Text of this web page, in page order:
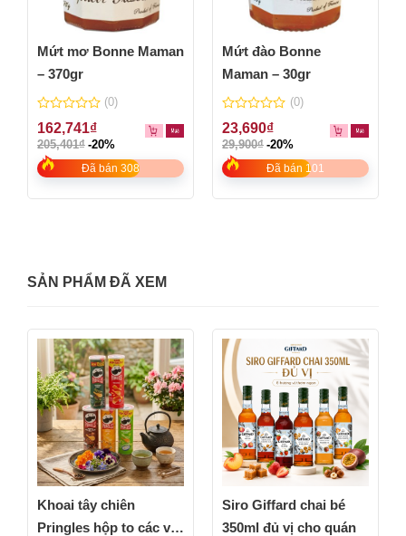
Mứt mơ Bonne Maman
– 370gr
0
out
of
5
(0)
162,741₫
205,401₫ -20%
Đã bán 308
Mứt đào Bonne
Maman – 30gr
0
out
of
5
(0)
23,690₫
29,900₫ -20%
Đã bán 101
SẢN PHẨM ĐÃ XEM
Khoai tây chiên
Pringles hộp to các vị
Siro Giffard chai bé
350ml đủ vị cho quán